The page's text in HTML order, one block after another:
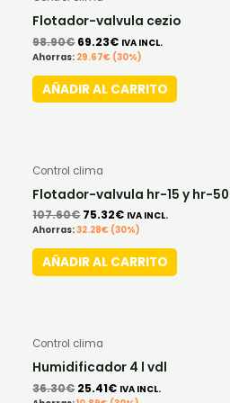
Flotador-valvula cezio
98.90€
was:
98.90€.
69.23€
is:
69.23€.
IVA INCL.
Ahorras: 29.67€ (30%)
AÑADIR AL CARRITO
Control clima
Flotador-valvula hr-15 y hr-50
107.60€
price
was:
107.60€.
75.32€
is:
75.32€.
IVA INCL.
Ahorras:32.28€ (30%)
AÑADIR AL CARRITO
Control clima
Humidificador 4 l vdl
36.30€
price
was:
36.30€.
25.41€
is:
25.41€.
IVA INCL.